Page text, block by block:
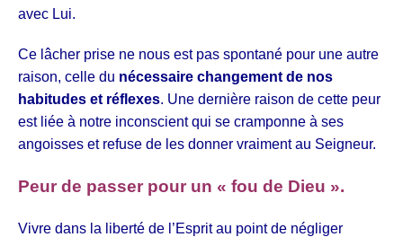
avec Lui.
Ce lâcher prise ne nous est pas spontané pour une autre
raison, celle du nécessaire changement de nos
habitudes et réflexes. Une dernière raison de cette peur
est liée à notre inconscient qui se cramponne à ses
angoisses et refuse de les donner vraiment au Seigneur.
Peur de passer pour un « fou de Dieu ».
Vivre dans la liberté de l’Esprit au point de négliger